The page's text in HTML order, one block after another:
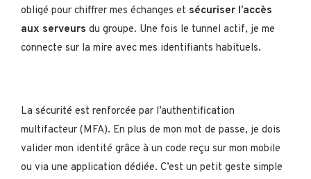
obligé pour chiffrer mes échanges et sécuriser l’accès
aux serveurs du groupe. Une fois le tunnel actif, je me
connecte sur la mire avec mes identifiants habituels.
La sécurité est renforcée par l’authentification
multifacteur (MFA). En plus de mon mot de passe, je dois
valider mon identité grâce à un code reçu sur mon mobile
ou via une application dédiée. C’est un petit geste simple